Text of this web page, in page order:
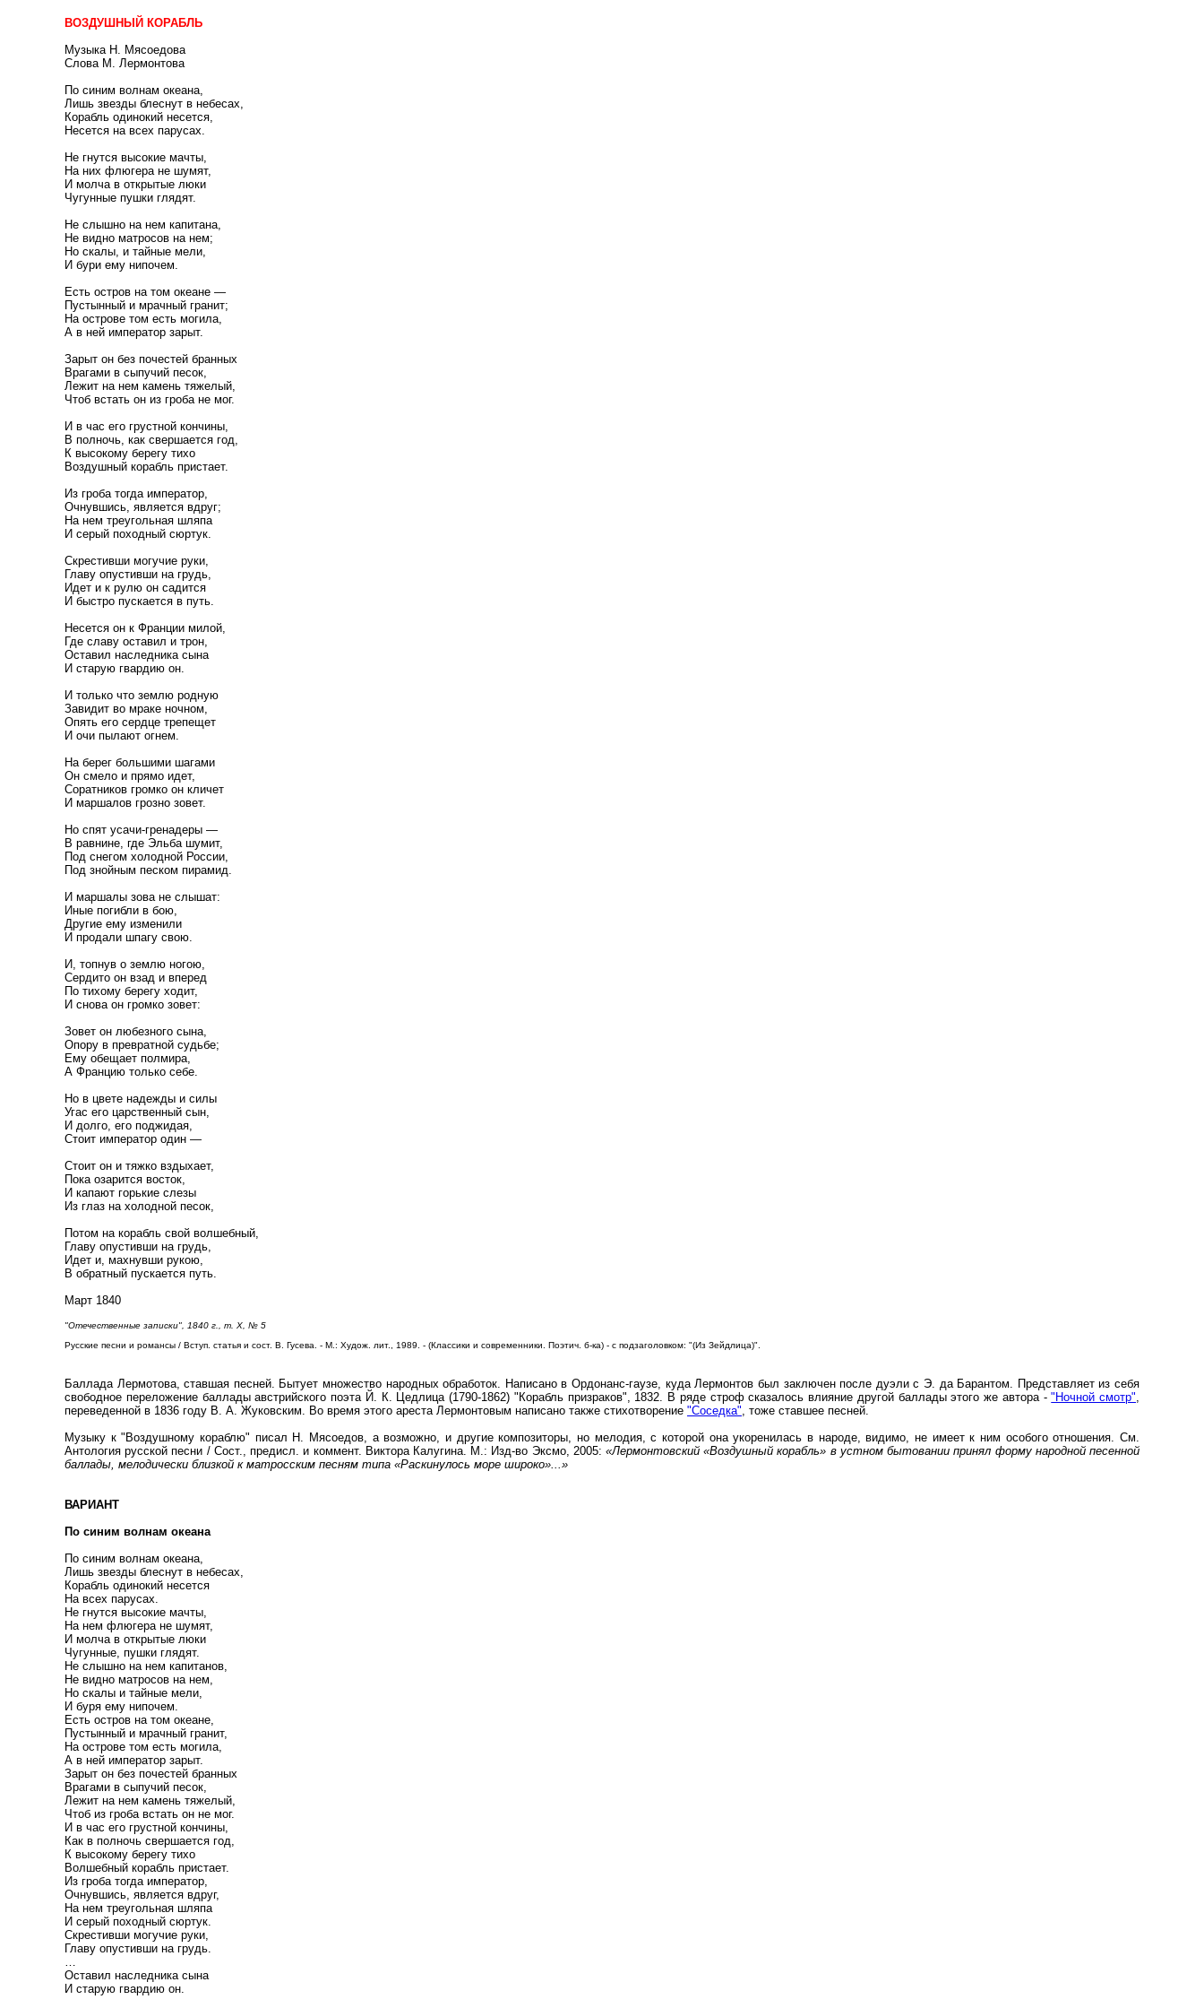
ВОЗДУШНЫЙ КОРАБЛЬ
Музыка Н. Мясоедова
Слова М. Лермонтова
По синим волнам океана,
Лишь звезды блеснут в небесах,
Корабль одинокий несется,
Несется на всех парусах.
Не гнутся высокие мачты,
На них флюгера не шумят,
И молча в открытые люки
Чугунные пушки глядят.
Не слышно на нем капитана,
Не видно матросов на нем;
Но скалы, и тайные мели,
И бури ему нипочем.
Есть остров на том океане —
Пустынный и мрачный гранит;
На острове том есть могила,
А в ней император зарыт.
Зарыт он без почестей бранных
Врагами в сыпучий песок,
Лежит на нем камень тяжелый,
Чтоб встать он из гроба не мог.
И в час его грустной кончины,
В полночь, как свершается год,
К высокому берегу тихо
Воздушный корабль пристает.
Из гроба тогда император,
Очнувшись, является вдруг;
На нем треугольная шляпа
И серый походный сюртук.
Скрестивши могучие руки,
Главу опустивши на грудь,
Идет и к рулю он садится
И быстро пускается в путь.
Несется он к Франции милой,
Где славу оставил и трон,
Оставил наследника сына
И старую гвардию он.
И только что землю родную
Завидит во мраке ночном,
Опять его сердце трепещет
И очи пылают огнем.
На берег большими шагами
Он смело и прямо идет,
Соратников громко он кличет
И маршалов грозно зовет.
Но спят усачи-гренадеры —
В равнине, где Эльба шумит,
Под снегом холодной России,
Под знойным песком пирамид.
И маршалы зова не слышат:
Иные погибли в бою,
Другие ему изменили
И продали шпагу свою.
И, топнув о землю ногою,
Сердито он взад и вперед
По тихому берегу ходит,
И снова он громко зовет:
Зовет он любезного сына,
Опору в превратной судьбе;
Ему обещает полмира,
А Францию только себе.
Но в цвете надежды и силы
Угас его царственный сын,
И долго, его поджидая,
Стоит император один —
Стоит он и тяжко вздыхает,
Пока озарится восток,
И капают горькие слезы
Из глаз на холодной песок,
Потом на корабль свой волшебный,
Главу опустивши на грудь,
Идет и, махнувши рукою,
В обратный пускается путь.
Март 1840
"Отечественные записки", 1840 г., т. X, № 5
Русские песни и романсы / Вступ. статья и сост. В. Гусева. - М.: Худож. лит., 1989. - (Классики и современники. Поэтич. б-ка) - с подзаголовком: "(Из Зейдлица)".
Баллада Лермотова, ставшая песней. Бытует множество народных обработок. Написано в Ордонанс-гаузе, куда Лермонтов был заключен после дуэли с Э. да Барантом. Представляет из себя
свободное переложение баллады австрийского поэта Й. К. Цедлица (1790-1862) "Корабль призраков", 1832. В ряде строф сказалось влияние другой баллады этого же автора -"Ночной смотр",
переведенной в 1836 году В. А. Жуковским. Во время этого ареста Лермонтовым написано также стихотворение "Соседка", тоже ставшее песней.
Музыку к "Воздушному кораблю" писал Н. Мясоедов, а возможно, и другие композиторы, но мелодия, с которой она укоренилась в народе, видимо, не имеет к ним особого отношения. См.
Антология русской песни / Сост., предисл. и коммент. Виктора Калугина. М.: Изд-во Эксмо, 2005:«Лермонтовский «Воздушный корабль» в устном бытовании принял форму народной песенной
баллады, мелодически близкой к матросским песням типа «Раскинулось море широко»...»
ВАРИАНТ
По синим волнам океана
По синим волнам океана,
Лишь звезды блеснут в небесах,
Корабль одинокий несется
На всех парусах.
Не гнутся высокие мачты,
На нем флюгера не шумят,
И молча в открытые люки
Чугунные, пушки глядят.
Не слышно на нем капитанов,
Не видно матросов на нем,
Но скалы и тайные мели,
И буря ему нипочем.
Есть остров на том океане,
Пустынный и мрачный гранит,
На острове том есть могила,
А в ней император зарыт.
Зарыт он без почестей бранных
Врагами в сыпучий песок,
Лежит на нем камень тяжелый,
Чтоб из гроба встать он не мог.
И в час его грустной кончины,
Как в полночь свершается год,
К высокому берегу тихо
Волшебный корабль пристает.
Из гроба тогда император,
Очнувшись, является вдруг,
На нем треугольная шляпа
И серый походный сюртук.
Скрестивши могучие руки,
Главу опустивши на грудь.
…
Оставил наследника сына
И старую гвардию он.